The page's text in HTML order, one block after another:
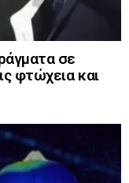
σε
φτώχεια και